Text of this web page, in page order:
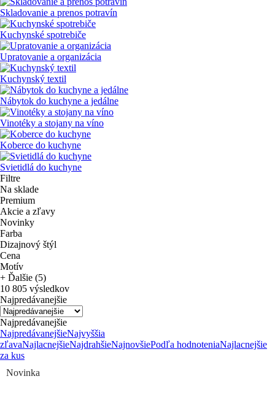
Skladovanie a prenos potravín
Kuchynské spotrebiče
Upratovanie a organizácia
Kuchynský textil
Nábytok do kuchyne a jedálne
Vinotéky a stojany na víno
Koberce do kuchyne
Svietidlá do kuchyne
Filtre
Na sklade
Premium
Akcie a zľavy
Novinky
Farba
Dizajnový štýl
Cena
Motív
+ Ďalšie (5)
10 805 výsledkov
Najpredávanejšie
Najpredávanejšie
NajpredávanejšieNajvyššia
zľavaNajlacnejšieNajdrahšieNajnovšiePodľa hodnoteniaNajlacnejšie
za kus
Novinka